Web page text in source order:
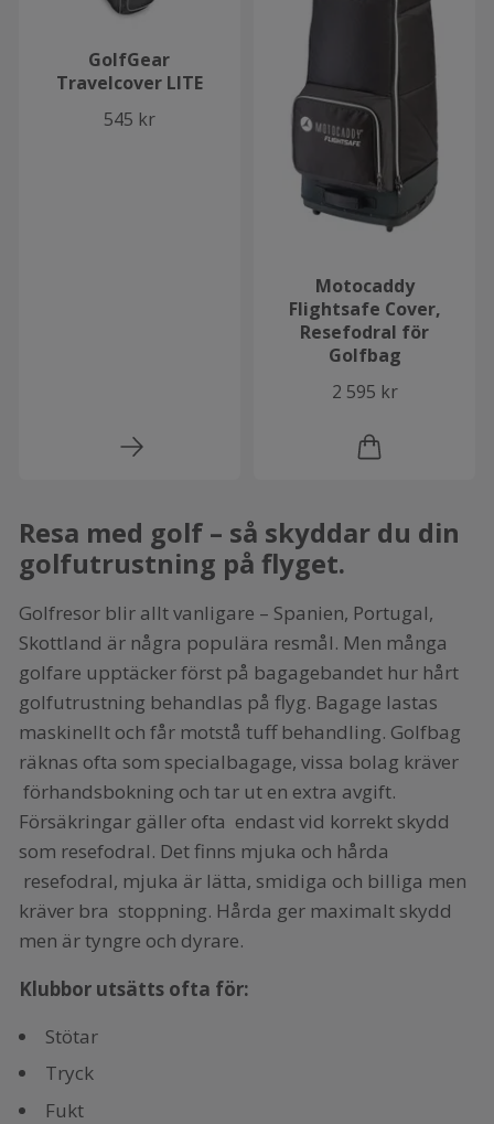
GolfGear
Travelcover LITE
545 kr
Motocaddy
Flightsafe Cover,
Resefodral för
Golfbag
2 595 kr
Resa med golf – så skyddar du din
golfutrustning på flyget.
Golfresor blir allt vanligare – Spanien, Portugal,
Skottland är några populära resmål. Men många
golfare upptäcker först på bagagebandet hur hårt
golfutrustning behandlas på flyg. Bagage lastas
maskinellt och får motstå tuff behandling. Golfbag
räknas ofta som specialbagage, vissa bolag kräver
förhandsbokning och tar ut en extra avgift.
Försäkringar gäller ofta endast vid korrekt skydd
som resefodral. Det finns mjuka och hårda
resefodral, mjuka är lätta, smidiga och billiga men
kräver bra stoppning. Hårda ger maximalt skydd
men är tyngre och dyrare.
Klubbor utsätts ofta för:
Stötar
Tryck
Fukt